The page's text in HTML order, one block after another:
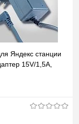
Яндекс станции
15V/1,5A,
1,8м